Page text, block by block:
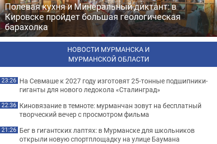
Полевая кухня и Минеральный диктант: в
Кировске пройдет большая геологическая
барахолка
НОВОСТИ МУРМАНСКА И
МУРМАНСКОЙ ОБЛАСТИ
23:26 На Севмаше к 2027 году изготовят 25-тонные подшипники-
гиганты для нового ледокола «Сталинград»
22:36 Киновязание в темноте: мурманчан зовут на бесплатный
творческий вечер с просмотром фильма
21:26 Бег в гигантских лаптях: в Мурманске для школьников
открыли новую спортплощадку на улице Баумана